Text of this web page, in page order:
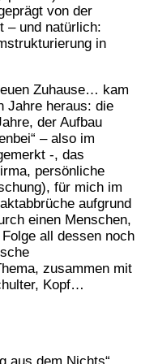
von der
– und natürlich:
in
Zuhause… kam
Jahre heraus: die
der Aufbau
– also im
-, das
persönliche
für mich im
aufgrund
einen Menschen,
all dessen noch
zusammen mit
Kopf…